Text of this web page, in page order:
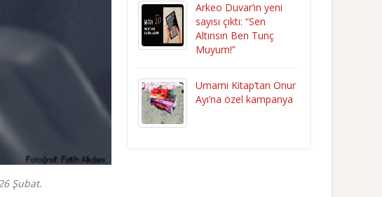
Şubat.
Arkeo Duvar’ın yeni
sayısı çıktı: “Sen
Altınsın Ben Tunç
Muyum!”
Umami Kitap’tan Onur
Ayı’na özel kampanya